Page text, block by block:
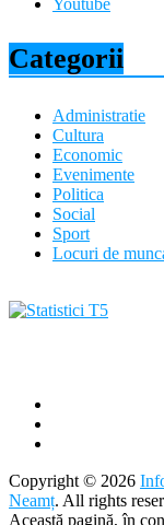
Youtube
Categorii
Administratie
Cultura
Economic
Evenimente
Politica
Social
Sport
Locuri de
Copyright © 2026
Neamț. All rights
Această pagină, în